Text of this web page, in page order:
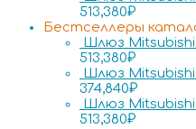
513,380₽
Бестселлеры
Шлюз Mitsubishi
513,380₽
Шлюз Mitsubishi
374,840₽
Шлюз Mitsubishi
513,380₽